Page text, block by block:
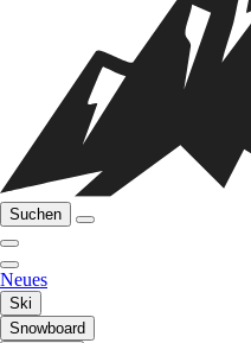
Suchen
Neues
Ski
Snowboard